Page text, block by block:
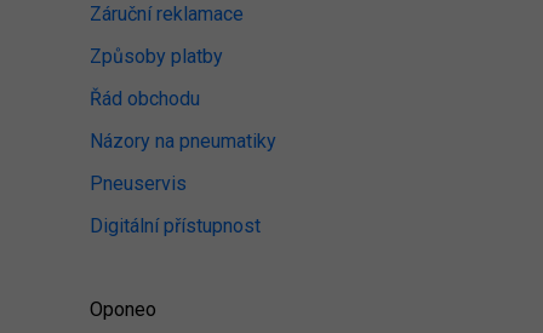
Záruční reklamace
Způsoby platby
Řád obchodu
Názory na pneumatiky
Pneuservis
Digitální přístupnost
Oponeo